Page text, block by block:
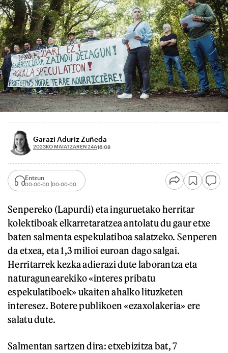
Garazi Aduriz Zuñeda
2023KO MAIATZAREN 24A16:08
Entzun
00:00:00 00:00:00
Senpereko (Lapurdi) eta inguruetako herritar
kolektiboak elkarretaratzea antolatu du gaur etxe
baten salmenta espekulatiboa salatzeko. Senperen
da etxea, eta 1,3 milioi euroan dago salgai.
Herritarrek kezka adierazi dute laborantza eta
naturagunearekiko «interes pribatu
espekulatiboek» ukaiten ahalko lituzketen
interesez. Botere publikoen «ezaxolakeria» ere
salatu dute.
Salmentan sartzen dira: etxebizitza bat, 7